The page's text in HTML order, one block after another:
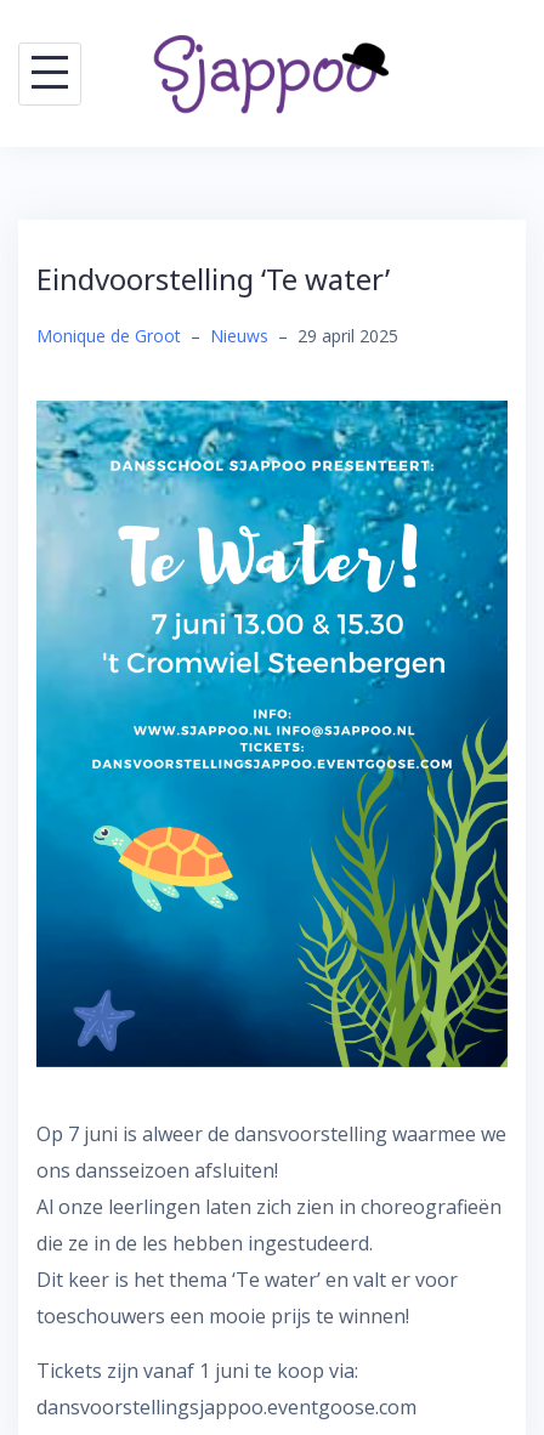
content
Eindvoorstelling ‘Te water’
Monique de Groot – Nieuws – 29 april 2025
Op 7 juni is alweer de dansvoorstelling waarmee we
ons dansseizoen afsluiten!
Al onze leerlingen laten zich zien in choreografieën
die ze in de les hebben ingestudeerd.
Dit keer is het thema ‘Te water’ en valt er voor
toeschouwers een mooie prijs te winnen!
Tickets zijn vanaf 1 juni te koop via:
dansvoorstellingsjappoo.eventgoose.com